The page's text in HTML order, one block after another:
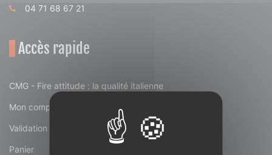
04 71 68 67 21
Accès rapide
CMG - Fire attitude : la qualité italienne
Mon compte
Validation de la commande
Panier